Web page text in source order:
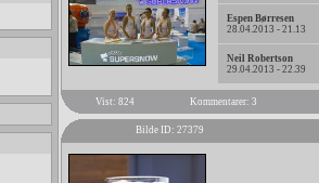
Espen Børresen
28.04.2013 - 21.13
Neil Robertson
29.04.2013 - 22.39
Vist: 824 Kommentarer: 3
Bilde ID: 27379